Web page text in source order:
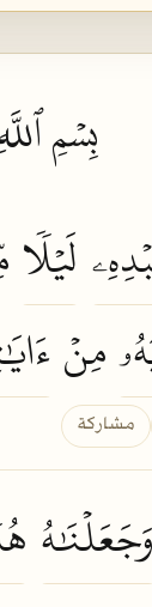
بِسۡمِ
لَيۡلٗا
مِنۡ
مشاركة
وَجَعَلۡنَٰهُ